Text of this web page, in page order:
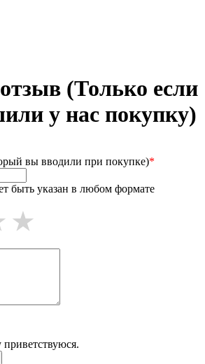
(Только если
у нас покупку)
вы вводили при покупке)*
быть указан в любом формате